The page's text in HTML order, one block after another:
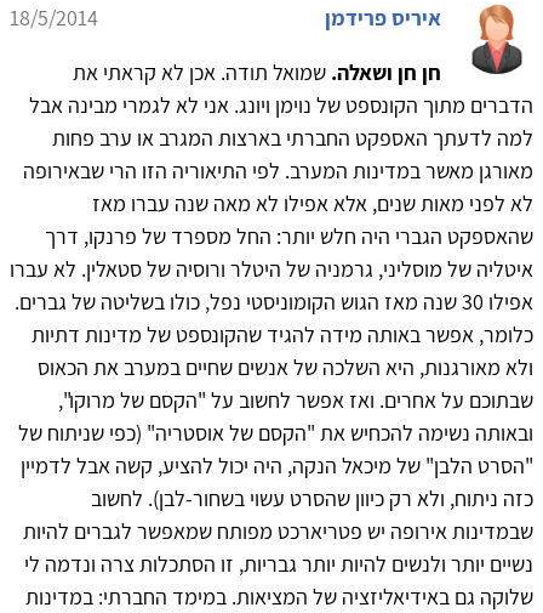
איריס פרידמן
18/5/2014
חן חן ושאלה. שמואל תודה. אכן לא קראתי את
הדברים מתוך הקונספט של נוימן ויונג. אני לא לגמרי מבינה אבל
למה לדעתך האספקט החברתי בארצות המגרב או ערב פחות
מאורגן מאשר במדינות המערב. לפי התיאוריה הזו הרי שבאירופה
לא לפני מאות שנים, אלא אפילו לא מאה שנה עברו מאז
שהאספקט הגברי היה חלש יותר: החל מספרד של פרנקו, דרך
איטליה של מוסליני, גרמניה של היטלר ורוסיה של סטאלין. לא עברו
אפילו 30 שנה מאז הגוש הקומוניסטי נפל, כולו בשליטה של גברים.
כלומר, אפשר באותה מידה להגיד שהקונספט של מדינות דתיות
ולא מאורגנות, היא השלכה של אנשים שחיים במערב את הכאוס
שבתוכם על אחרים. ואז אפשר לחשוב על "הקסם של מרוקו",
ובאותה נשימה להכחיש את "הקסם של אוסטריה" (כפי שניתוח של
"הסרט הלבן" של מיכאל הנקה, היה יכול להציע, קשה אבל לדמיין
כזה ניתוח, ולא רק כיוון שהסרט עשוי בשחור-לבן). לחשוב
שבמדינות אירופה יש פטריארכט מפותח שמאפשר לגברים להיות
נשיים יותר ולנשים להיות יותר גבריות, זו הסתכלות צרה ונדמה לי
שלוקה גם באידיאליזציה של המציאות. במימד החברתי: במדינות